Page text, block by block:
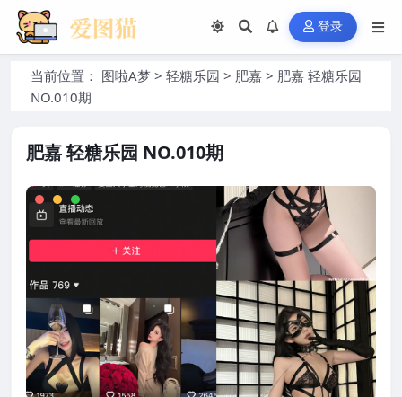
登录
当前位置： 图啦A梦 > 轻糖乐园 > 肥嘉 > 肥嘉 轻糖乐园
NO.010期
肥嘉 轻糖乐园 NO.010期